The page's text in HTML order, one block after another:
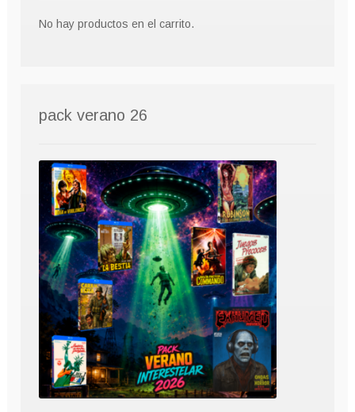
No hay productos en el carrito.
pack verano 26